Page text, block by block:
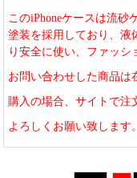
このiPhoneケースは流砂
塗装を採用しており、液
り安全に使い、ファッシ
お問い合わせした商品は
購入の場合、サイトで注
よろしくお願い致します。